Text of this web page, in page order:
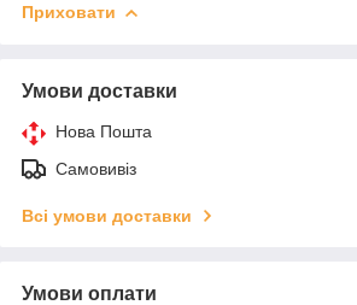
Приховати
Умови доставки
Нова Пошта
Самовивіз
Всі умови доставки
Умови оплати